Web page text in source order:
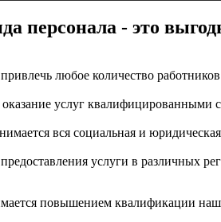
персонала - это
любое количество
оказание услуг квалифицированными
вся социальная и
услуги в различных
повышением квалификации